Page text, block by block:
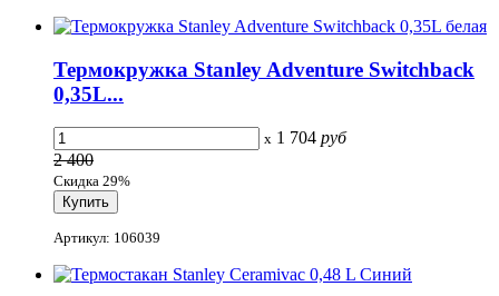
Термокружка Stanley Adventure Switchback
0,35L...
x 1 704 руб
2 400
Скидка 29%
Артикул: 106039